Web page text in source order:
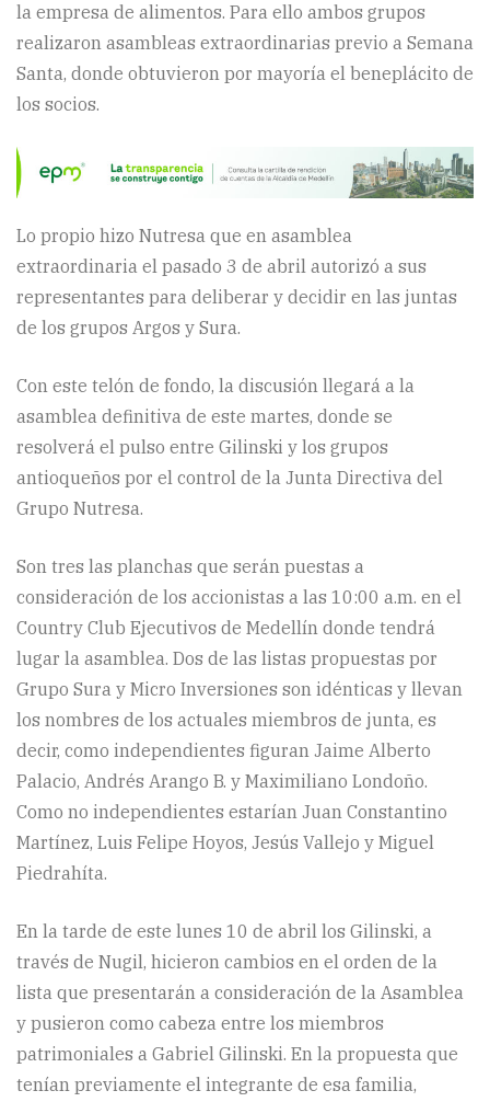
la empresa de alimentos. Para ello ambos grupos
realizaron asambleas extraordinarias previo a Semana
Santa, donde obtuvieron por mayoría el beneplácito de
los socios.
Lo propio hizo Nutresa que en asamblea
extraordinaria el pasado 3 de abril autorizó a sus
representantes para deliberar y decidir en las juntas
de los grupos Argos y Sura.
Con este telón de fondo, la discusión llegará a la
asamblea definitiva de este martes, donde se
resolverá el pulso entre Gilinski y los grupos
antioqueños por el control de la Junta Directiva del
Grupo Nutresa.
Son tres las planchas que serán puestas a
consideración de los accionistas a las 10:00 a.m. en el
Country Club Ejecutivos de Medellín donde tendrá
lugar la asamblea. Dos de las listas propuestas por
Grupo Sura y Micro Inversiones son idénticas y llevan
los nombres de los actuales miembros de junta, es
decir, como independientes figuran Jaime Alberto
Palacio, Andrés Arango B. y Maximiliano Londoño.
Como no independientes estarían Juan Constantino
Martínez, Luis Felipe Hoyos, Jesús Vallejo y Miguel
Piedrahíta.
En la tarde de este lunes 10 de abril los Gilinski, a
través de Nugil, hicieron cambios en el orden de la
lista que presentarán a consideración de la Asamblea
y pusieron como cabeza entre los miembros
patrimoniales a Gabriel Gilinski. En la propuesta que
tenían previamente el integrante de esa familia,